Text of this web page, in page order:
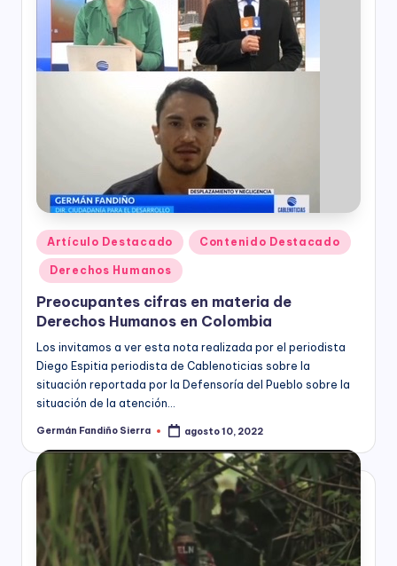
social
empresarial,
debida
diligencia.
Publicado
en
Artículo Destacado Contenido Destacado
Derechos Humanos
Preocupantes cifras en materia de
Derechos Humanos en Colombia
Los invitamos a ver esta nota realizada por el periodista
Diego Espitia periodista de Cablenoticias sobre la
situación reportada por la Defensoría del Pueblo sobre la
situación de la atención…
Publicado
Germán Fandiño Sierra agosto 10, 2022